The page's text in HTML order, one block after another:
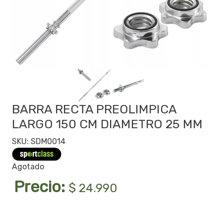
BARRA RECTA PREOLIMPICA
LARGO 150 CM DIAMETRO 25 MM
SKU: SDM0014
Agotado
Precio: $ 24.990